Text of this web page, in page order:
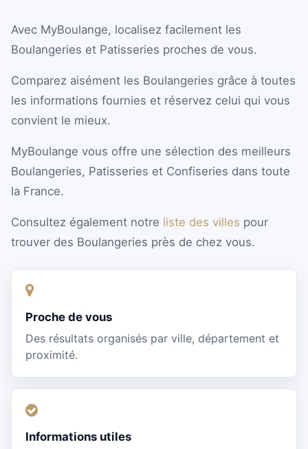
Avec MyBoulange, localisez facilement les
Boulangeries et Patisseries proches de vous.
Comparez aisément les Boulangeries grâce à toutes
les informations fournies et réservez celui qui vous
convient le mieux.
MyBoulange vous offre une sélection des meilleurs
Boulangeries, Patisseries et Confiseries dans toute
la France.
Consultez également notre liste des villes pour
trouver des Boulangeries près de chez vous.
Proche de vous
Des résultats organisés par ville, département et
proximité.
Informations utiles